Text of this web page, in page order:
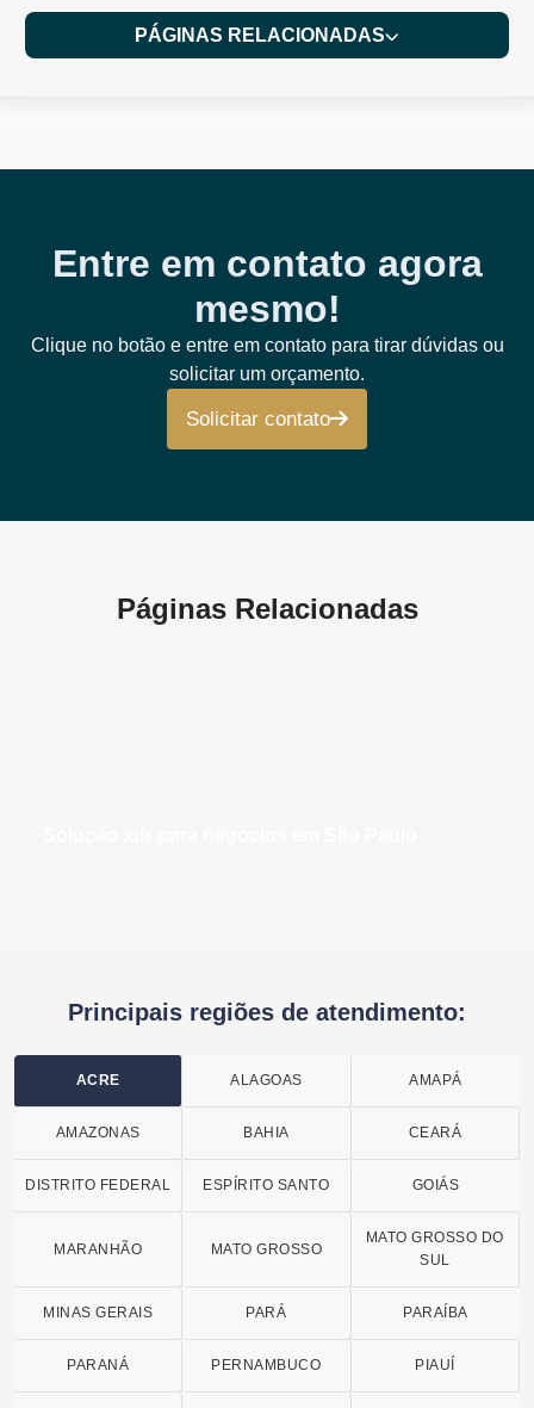
PÁGINAS RELACIONADAS
Entre em contato agora
mesmo!
Clique no botão e entre em contato para tirar dúvidas ou
solicitar um orçamento.
Solicitar contato
Páginas Relacionadas
Principais regiões de atendimento:
ACRE ALAGOAS AMAPÁ
AMAZONAS BAHIA CEARÁ
DISTRITO FEDERAL ESPÍRITO SANTO GOIÁS
MARANHÃO MATO GROSSO
MATO GROSSO DO
SUL
MINAS GERAIS PARÁ PARAÍBA
PARANÁ PERNAMBUCO PIAUÍ